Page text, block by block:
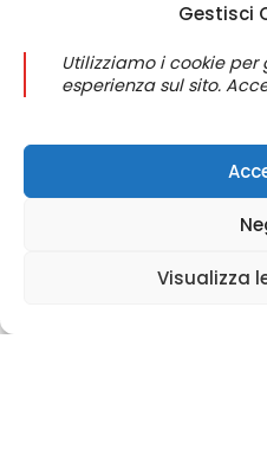
Gestisci
Utilizziamo i cookie
esperienza sul sito.
Visualizza
Contattaci
politica sulla riservatezza
Termini & Condizioni
Rimborsi e politica di
Domande frequenti